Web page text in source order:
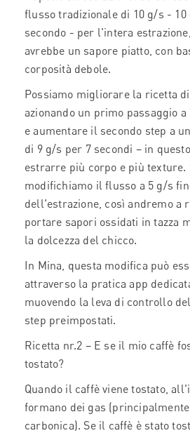
flusso tradizionale di 10 g/s -
secondo - per l'intera
avrebbe un sapore piatto, con
corposità debole.
Possiamo migliorare la ricetta
azionando un primo passaggio
e aumentare il secondo step a
di 9 g/s per 7 secondi – in
estrarre più corpo e più texture.
modifichiamo il flusso a 5 g/s
dell'estrazione, così andremo a
portare sapori ossidati in tazza
la dolcezza del chicco.
In Mina, questa modifica può
attraverso la pratica app
muovendo la leva di controllo
step preimpostati.
Ricetta nr.2 – E se il mio caffè
tostato?
Quando il caffè viene tostato,
formano dei gas
carbonica). Se il caffè è stato